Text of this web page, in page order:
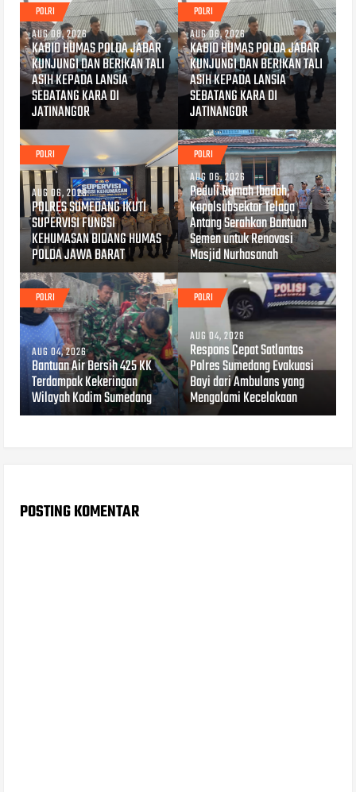
POLRI
AUG 08, 2026
KABID HUMAS POLDA JABAR
KUNJUNGI DAN BERIKAN TALI
ASIH KEPADA LANSIA
SEBATANG KARA DI
JATINANGOR
POLRI
AUG 06, 2026
KABID HUMAS POLDA JABAR
KUNJUNGI DAN BERIKAN TALI
ASIH KEPADA LANSIA
SEBATANG KARA DI
JATINANGOR
POLRI
AUG 06, 2026
POLRES SUMEDANG IKUTI
SUPERVISI FUNGSI
KEHUMASAN BIDANG HUMAS
POLDA JAWA BARAT
POLRI
AUG 06, 2026
Peduli Rumah Ibadah,
Kapolsubsektor Telaga
Antang Serahkan Bantuan
Semen untuk Renovasi
Masjid Nurhasanah
POLRI
AUG 04, 2026
Bantuan Air Bersih 425 KK
Terdampak Kekeringan
Wilayah Kodim Sumedang
POLRI
AUG 04, 2026
Respons Cepat Satlantas
Polres Sumedang Evakuasi
Bayi dari Ambulans yang
Mengalami Kecelakaan
POSTING KOMENTAR